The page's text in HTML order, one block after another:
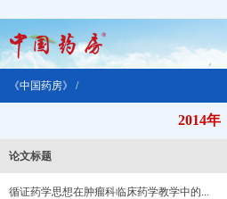
《中国药房》 /
2014年
论文标题
循证药学思想在肿瘤科临床药学教学中的...